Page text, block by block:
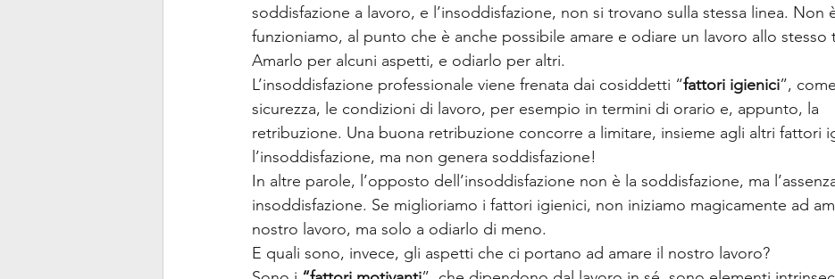
soddisfazione a lavoro, e l’insoddisfazione, non si trovano sulla stessa linea. Non
funzioniamo, al punto che è anche possibile amare e odiare un lavoro allo stesso
Amarlo per alcuni aspetti, e odiarlo per altri.
L’insoddisfazione professionale viene frenata dai cosiddetti “fattori igienici”,
sicurezza, le condizioni di lavoro, per esempio in termini di orario e, appunto, la
retribuzione. Una buona retribuzione concorre a limitare, insieme agli altri fattori
l’insoddisfazione, ma non genera soddisfazione!
In altre parole, l’opposto dell’insoddisfazione non è la soddisfazione, ma
insoddisfazione. Se miglioriamo i fattori igienici, non iniziamo magicamente ad
nostro lavoro, ma solo a odiarlo di meno.
E quali sono, invece, gli aspetti che ci portano ad amare il nostro lavoro?